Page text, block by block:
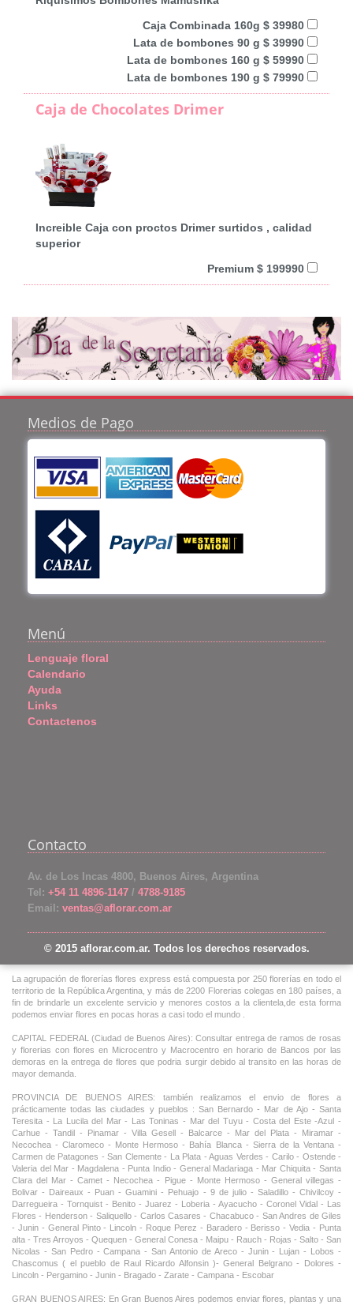
Caja Combinada 160g $ 39980
Lata de bombones 90 g $ 39990
Lata de bombones 160 g $ 59990
Lata de bombones 190 g $ 79990
Caja de Chocolates Drimer
Increible Caja con proctos Drimer surtidos , calidad
superior
Premium $ 199990
Medios de Pago
Menú
Lenguaje floral
Calendario
Ayuda
Links
Contactenos
Contacto
Av. de Los Incas 4800, Buenos Aires, Argentina
Tel: +54 11 4896-1147 / 4788-9185
Email: ventas@aflorar.com.ar
© 2015 aflorar.com.ar. Todos los derechos reservados.
La agrupación de florerías flores express está compuesta por 250 florerías en todo el
territorio de la República Argentina, y más de 2200 Florerias colegas en 180 países, a
fin de brindarle un excelente servicio y menores costos a la clientela,de esta forma
podemos enviar flores en pocas horas a casi todo el mundo .
CAPITAL FEDERAL (Ciudad de Buenos Aires): Consultar entrega de ramos de rosas
y florerias con flores en Microcentro y Macrocentro en horario de Bancos por las
demoras en la entrega de flores que podria surgir debido al transito en las horas de
mayor demanda.
PROVINCIA DE BUENOS AIRES: también realizamos el envio de flores a
prácticamente todas las ciudades y pueblos : San Bernardo - Mar de Ajo - Santa
Teresita - La Lucila del Mar - Las Toninas - Mar del Tuyu - Costa del Este -Azul -
Carhue - Tandil - Pinamar - Villa Gesell - Balcarce - Mar del Plata - Miramar -
Necochea - Claromeco - Monte Hermoso - Bahía Blanca - Sierra de la Ventana -
Carmen de Patagones - San Clemente - La Plata - Aguas Verdes - Carilo - Ostende -
Valeria del Mar - Magdalena - Punta Indio - General Madariaga - Mar Chiquita - Santa
Clara del Mar - Camet - Necochea - Pigue - Monte Hermoso - General villegas -
Bolivar - Daireaux - Puan - Guamini - Pehuajo - 9 de julio - Saladillo - Chivilcoy -
Darregueira - Tornquist - Benito - Juarez - Loberia - Ayacucho - Coronel Vidal - Las
Flores - Henderson - Saliquello - Carlos Casares - Chacabuco - San Andres de Giles
- Junin - General Pinto - Lincoln - Roque Perez - Baradero - Berisso - Vedia - Punta
alta - Tres Arroyos - Quequen - General Conesa - Maipu - Rauch - Rojas - Salto - San
Nicolas - San Pedro - Campana - San Antonio de Areco - Junin - Lujan - Lobos -
Chascomus ( el pueblo de Raul Ricardo Alfonsin )- General Belgrano - Dolores -
Lincoln - Pergamino - Junin - Bragado - Zarate - Campana - Escobar
GRAN BUENOS AIRES: En Gran Buenos Aires podemos enviar flores, plantas y una